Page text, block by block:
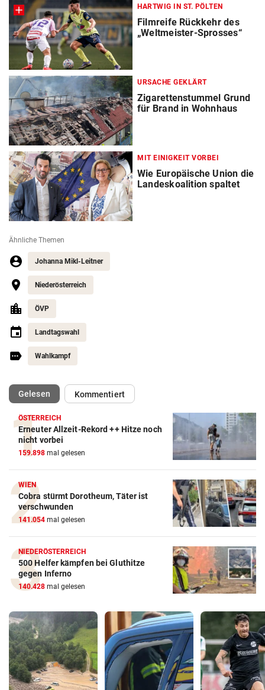
HARTWIG IN ST. PÖLTEN
Filmreife Rückkehr des
„Weltmeister-Sprosses“
URSACHE GEKLÄRT
Zigarettenstummel Grund
für Brand in Wohnhaus
MIT EINIGKEIT VORBEI
Wie Europäische Union die
Landeskoalition spaltet
Ähnliche Themen
Johanna Mikl-Leitner
Niederösterreich
ÖVP
Landtagswahl
Wahlkampf
Gelesen(ausgewählt)Kommentiert
ÖSTERREICH
Erneuter Allzeit-Rekord ++ Hitze noch
nicht vorbei
159.898 mal gelesen
WIEN
Cobra stürmt Dorotheum, Täter ist
verschwunden
141.054 mal gelesen
NIEDERÖSTERREICH
500 Helfer kämpfen bei Gluthitze
gegen Inferno
140.428 mal gelesen